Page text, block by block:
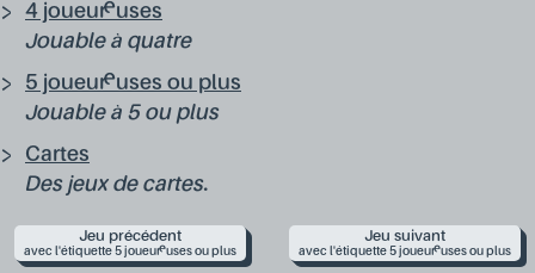
4 joueur·euses
Jouable à quatre
5 joueur·euses ou plus
Jouable à 5 ou plus
Cartes
Des jeux de cartes.
Jeu précédent
avec l'étiquette 5 joueur·euses ou plus
Jeu suivant
avec l'étiquette 5 joueur·euses ou plus